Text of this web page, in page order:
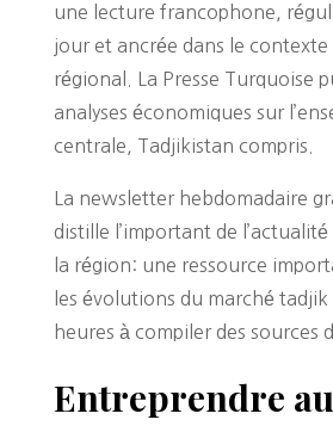
une lecture francophone,
jour et ancrée dans le
régional. La Presse Turquoise
analyses économiques sur
centrale, Tadjikistan compris.
La newsletter hebdomadaire
distille l’important de
la région: une ressource
les évolutions du marché tadjik
heures à compiler des sources
Entreprendre au